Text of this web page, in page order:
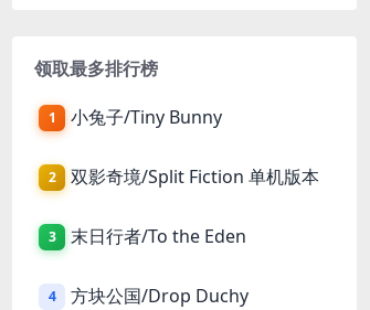
领取最多排行榜
1 小兔子/Tiny Bunny
2 双影奇境/Split Fiction 单机版本
3 末日行者/To the Eden
4 方块公国/Drop Duchy